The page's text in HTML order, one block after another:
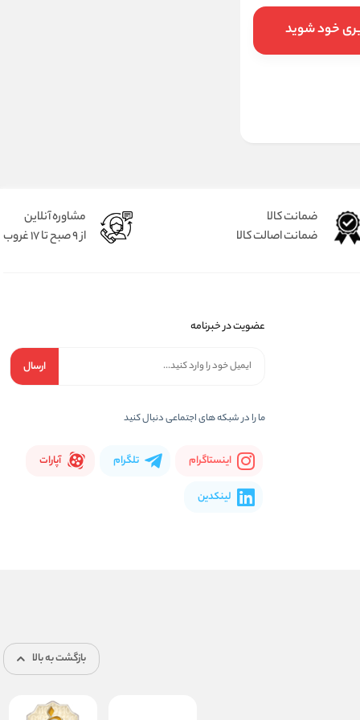
خود شوید
ضمانت کالا
ضمانت اصالت کالا
مشاوره آنلاین
از 9 صبح تا 17 غروب
عضویت در خبرنامه
ارسال
ما را در شبكه های اجتماعی دنبال کنید
اینستاگرام تلگرام آپارات
لینکدین
بازگشت به بالا